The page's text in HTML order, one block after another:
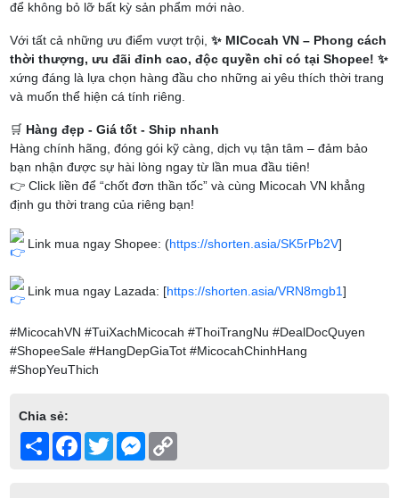
để không bỏ lỡ bất kỳ sản phẩm mới nào.
Với tất cả những ưu điểm vượt trội,✨ MICocah VN – Phong cách
thời thượng, ưu đãi đỉnh cao, độc quyền chỉ có tại Shopee! ✨
xứng đáng là lựa chọn hàng đầu cho những ai yêu thích thời trang
và muốn thể hiện cá tính riêng.
🛒 Hàng đẹp - Giá tốt - Ship nhanh
Hàng chính hãng, đóng gói kỹ càng, dịch vụ tận tâm – đảm bảo
bạn nhận được sự hài lòng ngay từ lần mua đầu tiên!
👉 Click liền để “chốt đơn thần tốc” và cùng Micocah VN khẳng
định gu thời trang của riêng bạn!
Link mua ngay Shopee: (https://shorten.asia/SK5rPb2V]
Link mua ngay Lazada: [https://shorten.asia/VRN8mgb1]
#MicocahVN #TuiXachMicocah #ThoiTrangNu #DealDocQuyen
#ShopeeSale #HangDepGiaTot #MicocahChinhHang
#ShopYeuThich
Chia sẻ:
Share Facebook
TwitterMessenger